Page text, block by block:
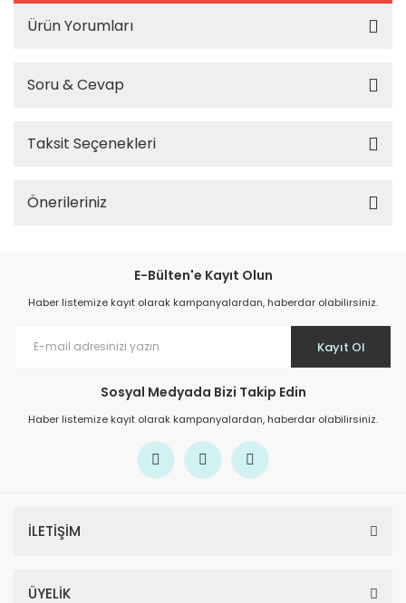
Ürün Yorumları
Soru & Cevap
Taksit Seçenekleri
Önerileriniz
E-Bülten'e Kayıt Olun
Haber listemize kayıt olarak kampanyalardan, haberdar olabilirsiniz.
Kayıt Ol
Sosyal Medyada Bizi Takip Edin
Haber listemize kayıt olarak kampanyalardan, haberdar olabilirsiniz.
İLETİŞİM
ÜYELİK